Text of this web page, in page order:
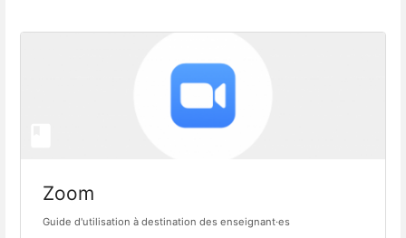
Zoom
Guide d'utilisation à destination des enseignant·es